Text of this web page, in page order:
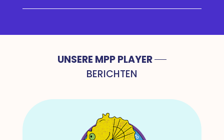
UNSERE MPP PLAYER
BERICHTEN